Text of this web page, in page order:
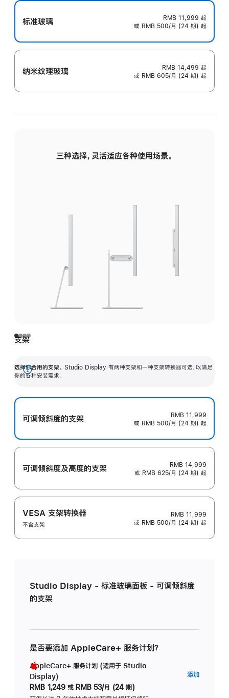
标准玻璃 RMB 11,999 起
或 RMB 500/月 (24 期) 起
纳米纹理玻璃 RMB 14,499 起
或 RMB 605/月 (24 期) 起
三种选择，灵活适应各种使用场景。
支架
选择你合用的支架。 Studio Display 有两种支架和一种支架转换器可选，以满足
你的各种安装需求。
展
可调倾斜度的支架
RMB 11,999
或 RMB 500/月 (24 期) 起
可调倾斜度及高‍度的支‍架
RMB 14,999
或 RMB 625/月 (24 期) 起
VESA 支架转换器
不含支架
RMB 11,999
或 RMB 500/月 (24 期) 起
Studio Display - 标准玻璃面板 - 可调倾斜度
的支架
是否要添加 AppleCare+ 服务计划？
AppleCare+ 服务计划 (适用于 Studio
Display)
RMB 1,249 或 RMB 53/月 (24 期)
添加